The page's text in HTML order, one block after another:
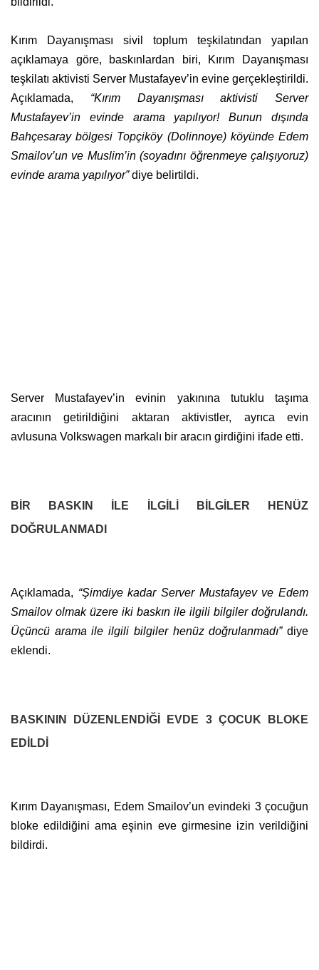
Kırım Dayanışması sivil toplum teşkilatından yapılan
açıklamaya göre, baskınlardan biri, Kırım Dayanışması
teşkilatı aktivisti Server Mustafayev’in evine gerçekleştirildi.
Açıklamada, “Kırım Dayanışması aktivisti Server
Mustafayev’in evinde arama yapılıyor! Bunun dışında
Bahçesaray bölgesi Topçiköy (Dolinnoye) köyünde Edem
Smailov’un ve Muslim’in (soyadını öğrenmeye çalışıyoruz)
evinde arama yapılıyor”diye belirtildi.
Server Mustafayev’in evinin yakınına tutuklu taşıma
aracının getirildiğini aktaran aktivistler, ayrıca evin
avlusuna Volkswagen markalı bir aracın girdiğini ifade etti.
BİR BASKIN İLE İLGİLİ BİLGİLER HENÜZ
DOĞRULANMADI
Açıklamada, “Şimdiye kadar Server Mustafayev ve Edem
Smailov olmak üzere iki baskın ile ilgili bilgiler doğrulandı.
Üçüncü arama ile ilgili bilgiler henüz doğrulanmadı”diye
eklendi.
BASKININ DÜZENLENDİĞİ EVDE 3 ÇOCUK BLOKE
EDİLDİ
Kırım Dayanışması, Edem Smailov’un evindeki 3 çocuğun
bloke edildiğini ama eşinin eve girmesine izin verildiğini
bildirdi.